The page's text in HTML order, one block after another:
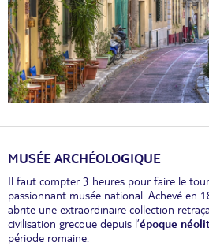
MUSÉE ARCHÉOLOGIQUE
Il faut compter 3 heures pour faire le
passionnant musée national. Achevé en
abrite une extraordinaire collection
civilisation grecque depuis l’époque
période romaine.